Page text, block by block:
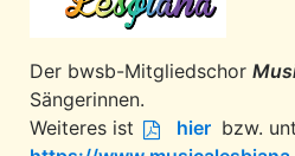
Der bwsb-Mitgliedschor
Sängerinnen.
Weiteres ist
hier bzw.